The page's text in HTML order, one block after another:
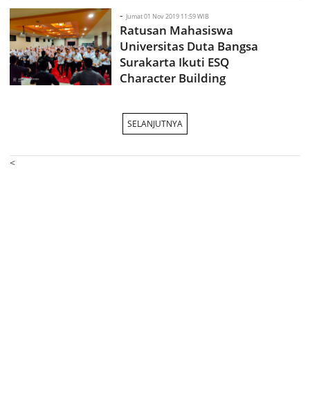
- Jumat 01 Nov 2019 11:59 WIB
Ratusan Mahasiswa
Universitas Duta Bangsa
Surakarta Ikuti ESQ
Character Building
SELANJUTNYA
<